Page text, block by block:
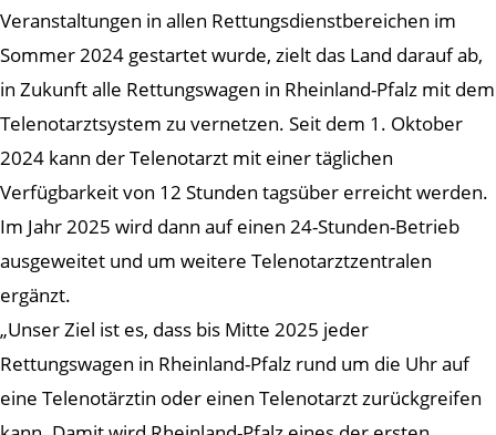
Veranstaltungen in allen Rettungsdienstbereichen im
Sommer 2024 gestartet wurde, zielt das Land darauf ab,
in Zukunft alle Rettungswagen in Rheinland-Pfalz mit dem
Telenotarztsystem zu vernetzen. Seit dem 1. Oktober
2024 kann der Telenotarzt mit einer täglichen
Verfügbarkeit von 12 Stunden tagsüber erreicht werden.
Im Jahr 2025 wird dann auf einen 24-Stunden-Betrieb
ausgeweitet und um weitere Telenotarztzentralen
ergänzt.
„Unser Ziel ist es, dass bis Mitte 2025 jeder
Rettungswagen in Rheinland-Pfalz rund um die Uhr auf
eine Telenotärztin oder einen Telenotarzt zurückgreifen